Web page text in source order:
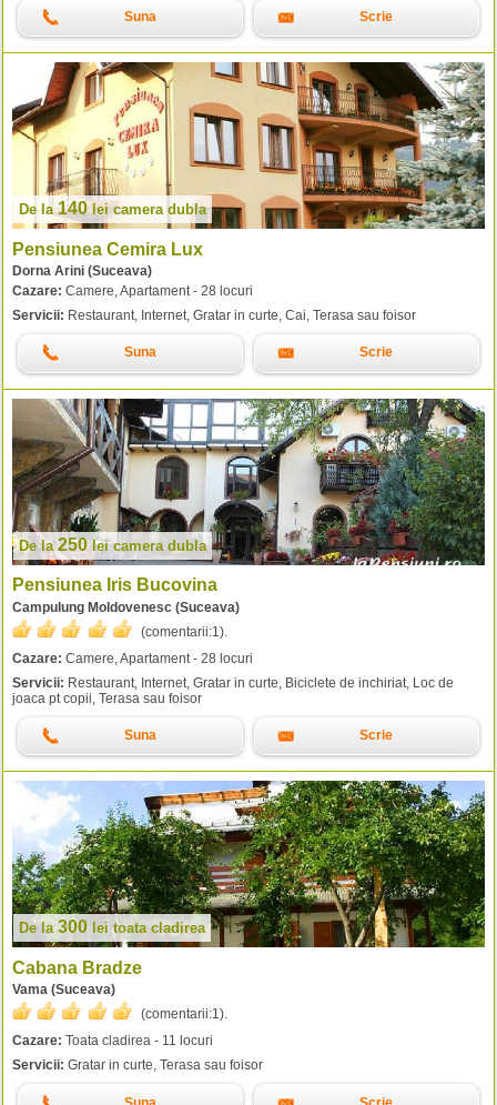
Suna Scrie
De la140leicamera dubla
Pensiunea Cemira Lux
Dorna Arini (Suceava)
Cazare: Camere, Apartament - 28 locuri
Servicii: Restaurant, Internet, Gratar in curte, Cai, Terasa sau foisor
Suna Scrie
De la 250leicamera dubla
Pensiunea Iris Bucovina
Campulung Moldovenesc (Suceava)
(comentarii:1).
Cazare: Camere, Apartament - 28 locuri
Servicii: Restaurant, Internet, Gratar in curte, Biciclete de inchiriat, Loc de
joaca pt copii, Terasa sau foisor
Suna Scrie
De la 300 leitoata cladirea
Cabana Bradze
Vama (Suceava)
(comentarii:1).
Cazare: Toata cladirea - 11 locuri
Servicii: Gratar in curte, Terasa sau foisor